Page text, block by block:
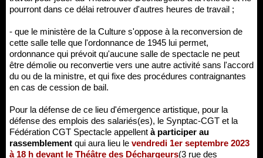
pourront dans ce délai retrouver d'autres heures de travail ;
- que le ministère de la Culture s'oppose à la reconversion de
cette salle telle que l'ordonnance de 1945 lui permet,
ordonnance qui prévoit qu'aucune salle de spectacle ne peut
être démolie ou reconvertie vers une autre activité sans l'accord
du ou de la ministre, et qui fixe des procédures contraignantes
en cas de cession de bail.
Pour la défense de ce lieu d'émergence artistique, pour la
défense des emplois des salariés(es), le Synptac-CGT et la
Fédération CGT Spectacle appellent à participer au
rassemblement qui aura lieu le vendredi 1er septembre 2023
à 18 h devant le Théâtre des Déchargeurs(3 rue des